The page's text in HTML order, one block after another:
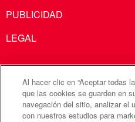
PUBLICIDAD
LEGAL
Comunicaciones Metodistas
Iglesia
Al hacer clic en “Aceptar todas
que las cookies se guarden en
navegación del sitio, analizar el
con nuestros estudios para